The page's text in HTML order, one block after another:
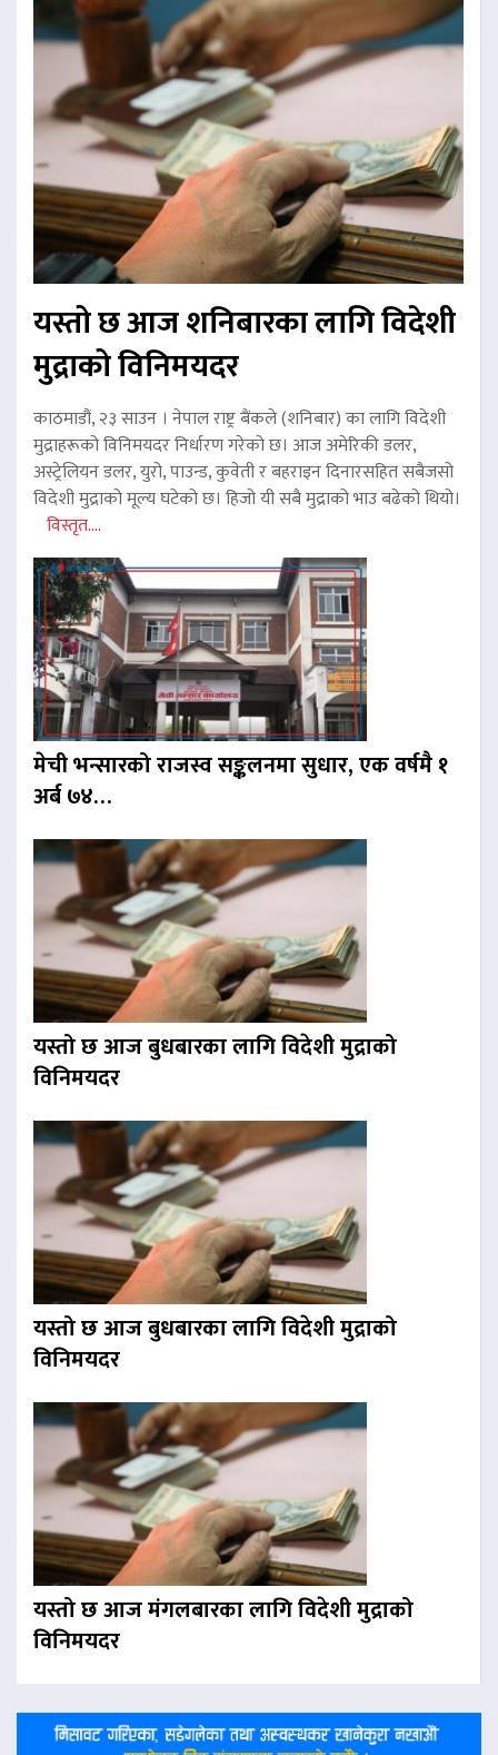
यस्तो छ आज शनिबारका लागि विदेशी
मुद्राको विनिमयदर
काठमाडौं, २३ साउन । नेपाल राष्ट्र बैंकले (शनिबार) का लागि विदेशी
मुद्राहरूको विनिमयदर निर्धारण गरेको छ। आज अमेरिकी डलर,
अस्ट्रेलियन डलर, युरो, पाउन्ड, कुवेती र बहराइन दिनारसहित सबैजसो
विदेशी मुद्राको मूल्य घटेको छ। हिजो यी सबै मुद्राको भाउ बढेको थियो।
विस्तृत....
मेची भन्सारको राजस्व सङ्कलनमा सुधार, एक वर्षमै १
अर्ब ७४…
यस्तो छ आज बुधबारका लागि विदेशी मुद्राको
विनिमयदर
यस्तो छ आज बुधबारका लागि विदेशी मुद्राको
विनिमयदर
यस्तो छ आज मंगलबारका लागि विदेशी मुद्राको
विनिमयदर